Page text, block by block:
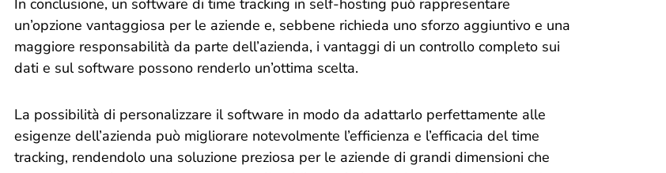
In conclusione, un software di time tracking in self-hosting può rappresentare
un’opzione vantaggiosa per le aziende e, sebbene richieda uno sforzo aggiuntivo e una
maggiore responsabilità da parte dell’azienda, i vantaggi di un controllo completo sui
dati e sul software possono renderlo un’ottima scelta.
La possibilità di personalizzare il software in modo da adattarlo perfettamente alle
esigenze dell’azienda può migliorare notevolmente l’efficienza e l’efficacia del time
tracking, rendendolo una soluzione preziosa per le aziende di grandi dimensioni che